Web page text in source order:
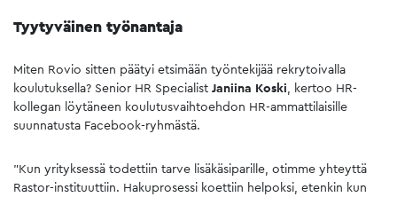
Tyytyväinen työnantaja
Miten Rovio sitten päätyi etsimään työntekijää rekrytoivalla
koulutuksella? Senior HR Specialist Janiina Koski, kertoo HR-
kollegan löytäneen koulutusvaihtoehdon HR-ammattilaisille
suunnatusta Facebook-ryhmästä.
”Kun yrityksessä todettiin tarve lisäkäsiparille, otimme yhteyttä
Rastor-instituuttiin. Hakuprosessi koettiin helpoksi, etenkin kun